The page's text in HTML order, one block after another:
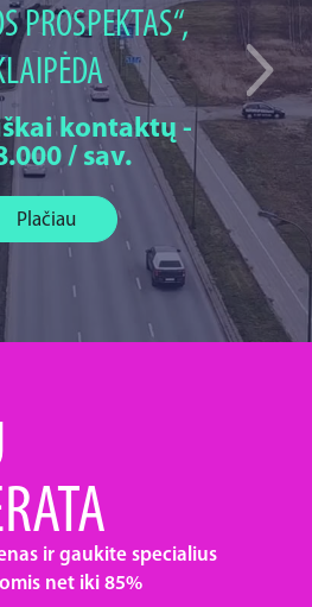
PROSPEKTAS“,
kontaktų -
/ sav.
Plačiau
ir gaukite specialius
net iki 85%